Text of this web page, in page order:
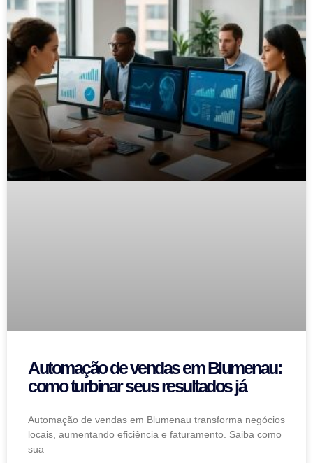
Automação de vendas em Blumenau:
como turbinar seus resultados já
Automação de vendas em Blumenau transforma negócios
locais, aumentando eficiência e faturamento. Saiba como
sua